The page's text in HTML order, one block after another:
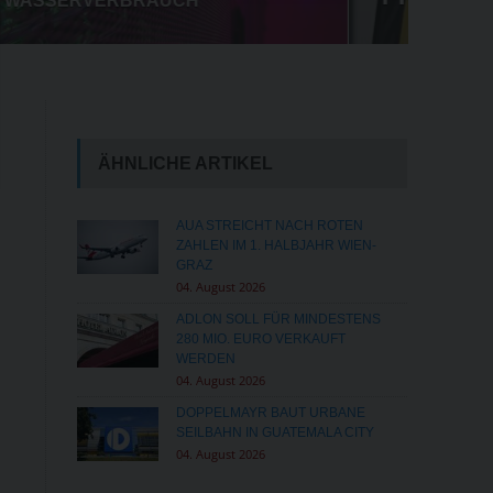
ÄHNLICHE ARTIKEL
AUA STREICHT NACH ROTEN
ZAHLEN IM 1. HALBJAHR WIEN-
GRAZ
04. August 2026
ADLON SOLL FÜR MINDESTENS
280 MIO. EURO VERKAUFT
WERDEN
04. August 2026
DOPPELMAYR BAUT URBANE
SEILBAHN IN GUATEMALA CITY
04. August 2026